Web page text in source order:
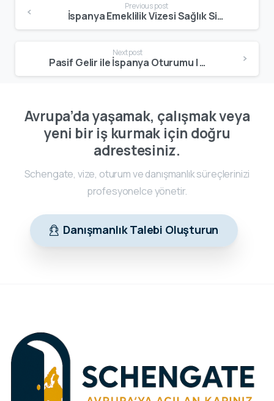
Previous post
İspanya Emeklilik Vizesi Sağlık Sigortası | 2026 Tam Kapsamlı Poliçe Şartları
Next post
Pasif Gelir ile İspanya Oturumu | 2026 Gelir Şartı, Banka Gereklilikleri ve Başvuru Rehberi
Avrupa’da yaşamak, çalışmak veya
yeni bir iş kurmak için doğru
adrestesiniz.
Schengate, vize, oturum ve danışmanlık süreçlerinizi
profesyonelce yönetir.
Danışmanlık Talebi Oluşturun